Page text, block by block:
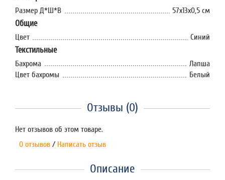
Размер Д*Ш*В 57х13х0,5 см
Общие
Цвет Синий
Текстильные
Бахрома
Лапша
Цвет бахромы
Белый
Отзывы (0)
Нет отзывов об этом товаре.
0 отзывов / Написать отзыв
Описание